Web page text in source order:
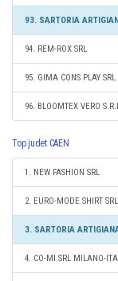
93. SARTORIA
94. REM-ROX SRL
95. GIMA CONS PLAY SRL
96. BLOOMTEX VERO
Top judet CAEN
1. NEW FASHION SRL
2. EURO-MODE SHIRT SRL
3. SARTORIA
4. CO-MI SRL MILANO-